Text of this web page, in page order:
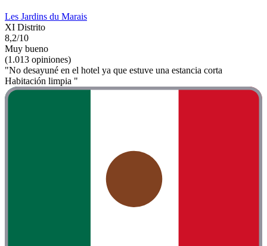
Les Jardins du Marais
XI Distrito
8,2/10
Muy bueno
(1.013 opiniones)
"No desayuné en el hotel ya que estuve una estancia corta
Habitación limpia "